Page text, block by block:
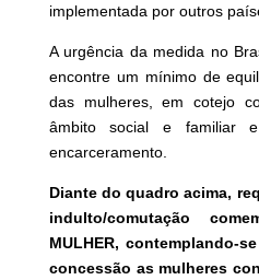
implementada por outros
A urgência da medida no
encontre um mínimo de
das mulheres, em cotejo
âmbito social e familiar
encarceramento.
Diante do quadro acima,
indulto/comutação
MULHER, contemplando-
concessão as mulheres